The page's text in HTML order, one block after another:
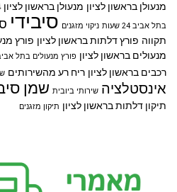
מנעולן בראשון לציון מנעולן בראשון לציון 24 שעות
בתל אביב 24 שעות
ניקוי מזגנים סיבידי
תקווה פורץ דלתות בראשון לציון פורץ
מנעולים בראשון לציון פורץ מנעולים בתל
רכבים בראשון לציון ריח רע מהשירותים
אינסטלציה שירותי ביובית שמן
תיקון דלתות בראשון לציון תיקון מזגנים